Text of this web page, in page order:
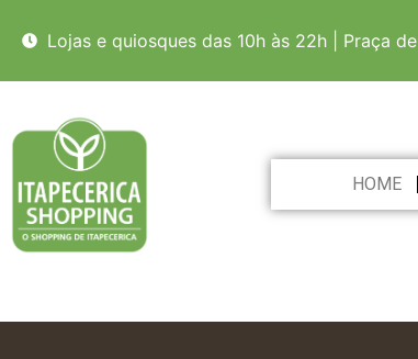
Lojas e quiosques das 10h às 22h | Praça
HOME